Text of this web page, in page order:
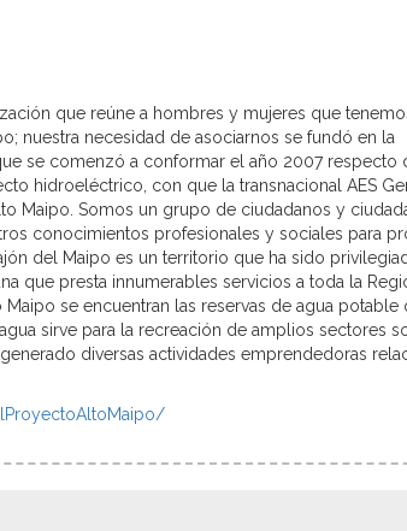
que reúne a hombres y mujeres que
nuestra necesidad de asociarnos se fundó en la
se comenzó a conformar el año 2007 respecto
hidroeléctrico, con que la transnacional AES
Maipo. Somos un grupo de ciudadanos y
conocimientos profesionales y sociales para
del Maipo es un territorio que ha sido
que presta innumerables servicios a toda la
se encuentran las reservas de agua potable
sirve para la recreación de amplios sectores
diversas actividades emprendedoras